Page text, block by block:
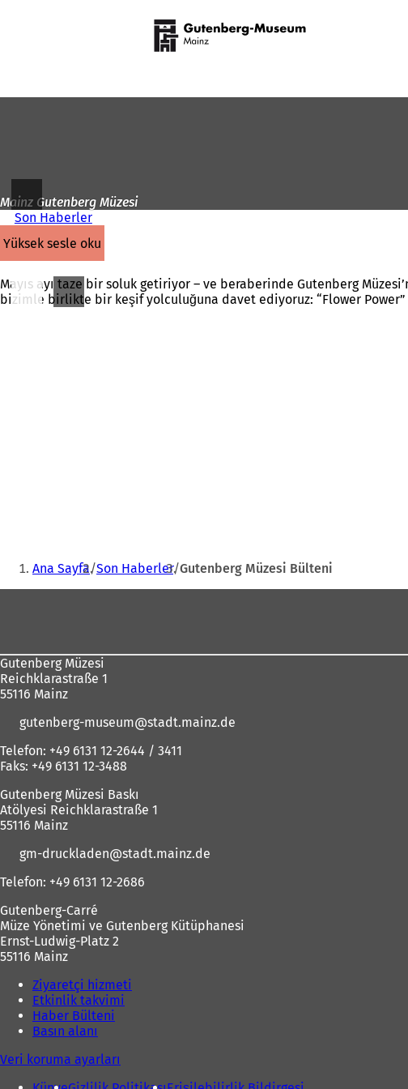
Mainz Gutenberg Müzesi
Son Haberler
yüksek sesle oku
Mayıs ayı taze bir soluk getiriyor – ve beraberinde Gutenberg
bizimle birlikte bir keşif yolculuğuna davet ediyoruz: “Flower
Buradasınız:
Ana Sayfa Son Haberler Gutenberg Müzesi Bülteni
Gutenberg Müzesi
Reichklarastraße 1
55116 Mainz
gutenberg-museum
stadt.mainz de
Telefon: +49 6131 12-2644 / 3411
Faks: +49 6131 12-3488
Gutenberg Müzesi Baskı
Atölyesi Reichklarastraße 1
55116 Mainz
gm-druckladen
stadt.mainz de
Telefon: +49 6131 12-2686
Gutenberg-Carré
Müze Yönetimi ve Gutenberg Kütüphanesi
Ernst-Ludwig-Platz 2
55116 Mainz
Ziyaretçi hizmeti
Etkinlik takvimi
Haber Bülteni
Basın alanı
Veri koruma ayarları